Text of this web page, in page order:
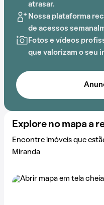
atrasar.
Nossa plataforma
de acessos
Fotos e vídeos
que valorizam o seu
Explore no mapa a
Encontre imóveis que
Miranda